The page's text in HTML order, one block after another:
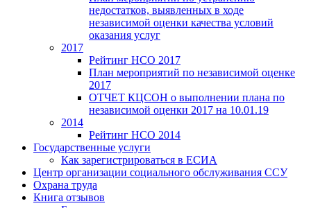
недостатков, выявленных в ходе
независимой оценки качества условий
оказания услуг
2017
Рейтинг НСО 2017
План мероприятий по независимой оценке
2017
ОТЧЕТ КЦСОН о выполнении плана по
независимой оценки 2017 на 10.01.19
2014
Рейтинг НСО 2014
Государственные услуги
Как зарегистрироваться в ЕСИА
Центр организации социального обслуживания ССУ
Охрана труда
Книга отзывов